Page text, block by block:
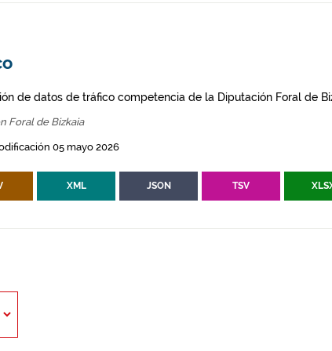
de datos de tráfico competencia de la Diputación Foral de
Foral de Bizkaia
05 mayo 2026
XML JSON TSV